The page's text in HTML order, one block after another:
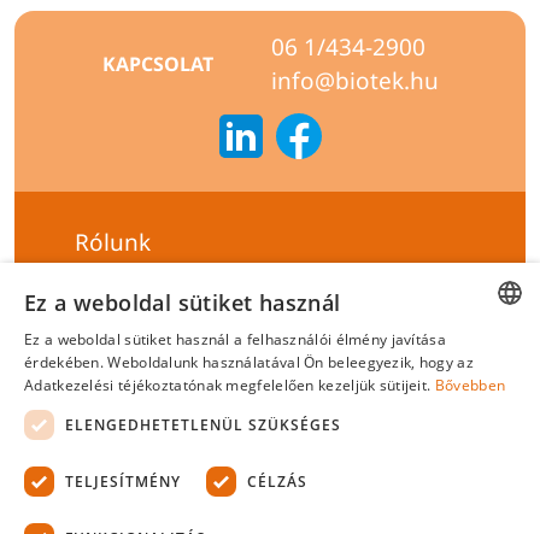
KAPCSOLAT
06 1/434-2900
info@biotek.hu
Rólunk
Szállítási feltételek
Hírlevél feliratkozás
Általános szerződési feltételek
Adatvédelmi tájékoztató
Felelősségvállalási nyilatkozat
Tanúsítványok
ENGLISH
Ez a weboldal sütiket használ
Ez a weboldal sütiket használ a felhasználói élmény javítása
érdekében. Weboldalunk használatával Ön beleegyezik, hogy az
Adatkezelési téjékoztatónak megfelelően kezeljük sütijeit. Bővebben
ELENGEDHETETLENÜL SZÜKSÉGES
TELJESÍTMÉNY CÉLZÁS